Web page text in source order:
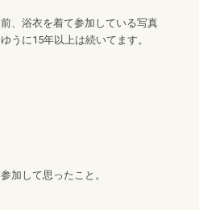
、浴衣を着て参加している写真
うに15年以上は続いてます。
加して思ったこと。